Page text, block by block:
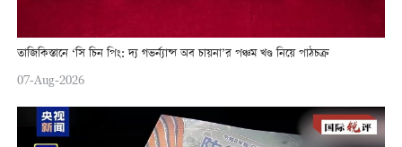
তাজিকিস্তানে ‘সি চিন পিং: দ্য গভর্ন্যান্স অব চায়না’র পঞ্চম খণ্ড নিয়ে পাঠচক্র
07-Aug-2026